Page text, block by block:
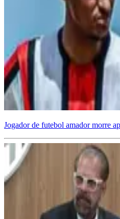
Jogador de futebol amador morre